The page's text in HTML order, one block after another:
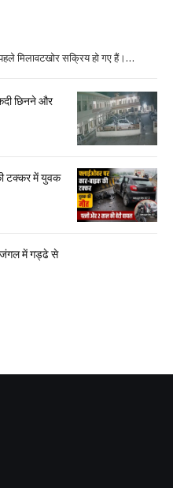
मिलावटखोर सक्रिय हो गए हैं।…
छिनने और
की टक्कर में युवक
जंगल में गड्ढे से